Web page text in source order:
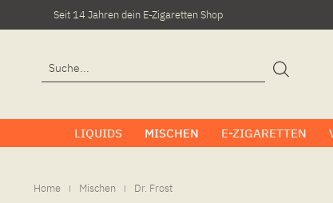
Seit 14 Jahren dein E-Zigaretten Shop
LIQUIDS MISCHEN E-ZIGARETTEN
Home | Mischen | Dr. Frost